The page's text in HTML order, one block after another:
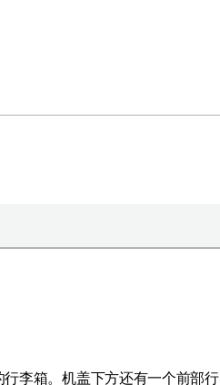
李箱。机盖下方还有一个前部行